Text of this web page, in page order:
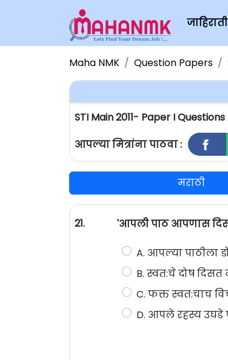
जाहिराती
Maha NMK Question Papers
STI Main 2011- Paper I
आपल्या मित्रांना पाठवा :
मराठी
21. 'आपली पाठ आपणास
A. आपल्या पाठीला
B. स्वत:चे दोष दिसत
C. फक्त स्वत:चाच
D. आपले रहस्य